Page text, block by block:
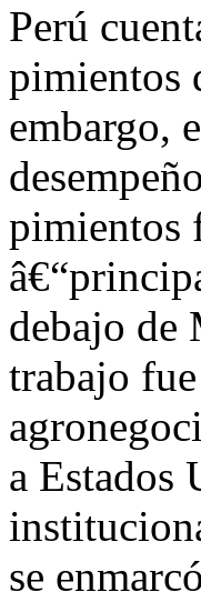
Perú
pimientos
embargo,
pimientos
debajo de
trabajo
a Estados
se